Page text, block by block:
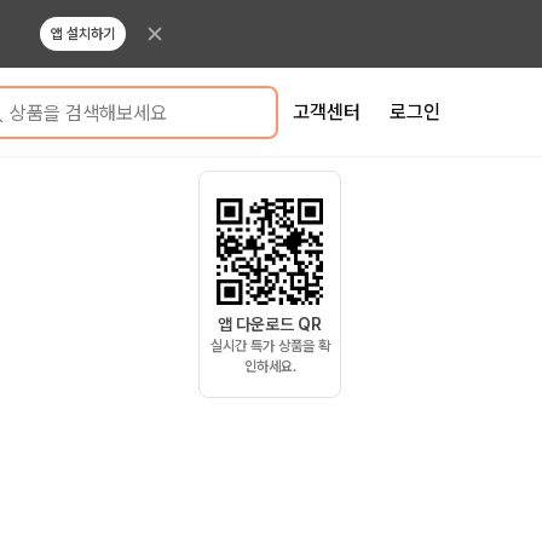
앱 설치하기
상품을 검색해보세요 고객센터 로그인
앱 다운로드 QR
실시간 특가 상품을 확
인하세요.